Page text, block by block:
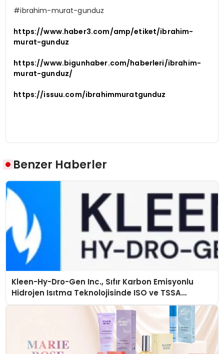
#ibrahim-murat-gunduz
https://www.haber3.com/amp/etiket/ibrahim-
murat-gunduz
https://www.bigunhaber.com/haberleri/ibrahim-
murat-gunduz/
https://issuu.com/ibrahimmuratgunduz
Benzer Haberler
Kleen-Hy-Dro-Gen Inc., Sıfır Karbon Emisyonlu
Hidrojen Isıtma Teknolojisinde ISO ve TSSA
Düzenleyici Onaylarını Aldı